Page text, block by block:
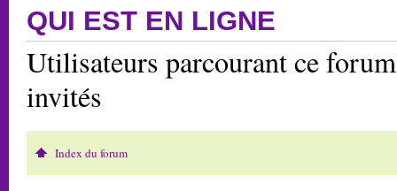
QUI EST EN LIGNE
Utilisateurs parcourant ce
invités
Index du forum